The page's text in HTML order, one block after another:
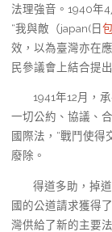
法理強音。1940年
“我與敵（japan(日
效，以為臺灣亦在
民參議會上結合提
1941年12月，
一切公約、協議、
國際法，“戰鬥使得
廢除。
得道多助，掉
國的公道請求獲得
灣供給了新的主要